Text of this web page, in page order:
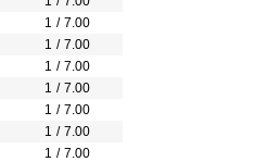
1 / 7.00
1 / 7.00
1 / 7.00
1 / 7.00
1 / 7.00
1 / 7.00
1 / 7.00